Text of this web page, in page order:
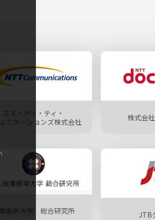
エヌ・ティ・ティ・
ニケーションズ株式会社
株式会
能率大学 総合研究所 JTB